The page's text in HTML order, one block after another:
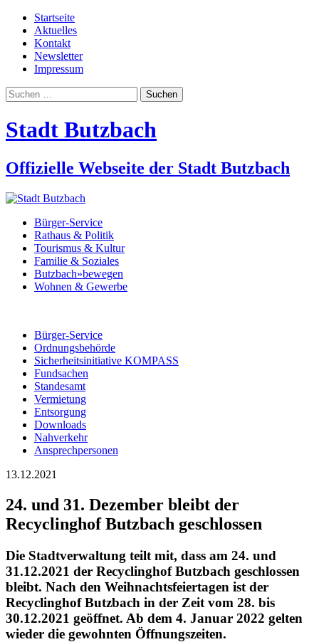
Startseite
Aktuelles
Kontakt
Newsletter
Impressum
Suchen
nach:
Stadt Butzbach
Offizielle Webseite der Stadt Butzbach
Bürger-Service
Rathaus & Politik
Tourismus & Kultur
Familie & Soziales
Butzbach»bewegen
Wohnen & Gewerbe
Bürger-Service
Ordnungsbehörde
Sicherheitsinitiative KOMPASS
Fundsachen
Standesamt
Vermietung
Entsorgung
Downloads
Nahverkehr
Ansprechpersonen
13.12.2021
24. und 31. Dezember bleibt der
Recyclinghof Butzbach geschlossen
Die Stadtverwaltung teilt mit, dass am 24. und
31.12.2021 der Recyclinghof Butzbach geschlossen
bleibt. Nach den Weihnachtsfeiertagen ist der
Recyclinghof Butzbach in der Zeit vom 28. bis
30.12.2021 geöffnet. Ab dem 4. Januar 2022 gelten
wieder die gewohnten Öffnungszeiten.